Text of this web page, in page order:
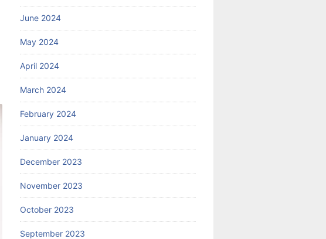
June 2024
May 2024
April 2024
March 2024
February 2024
January 2024
December 2023
November 2023
October 2023
September 2023